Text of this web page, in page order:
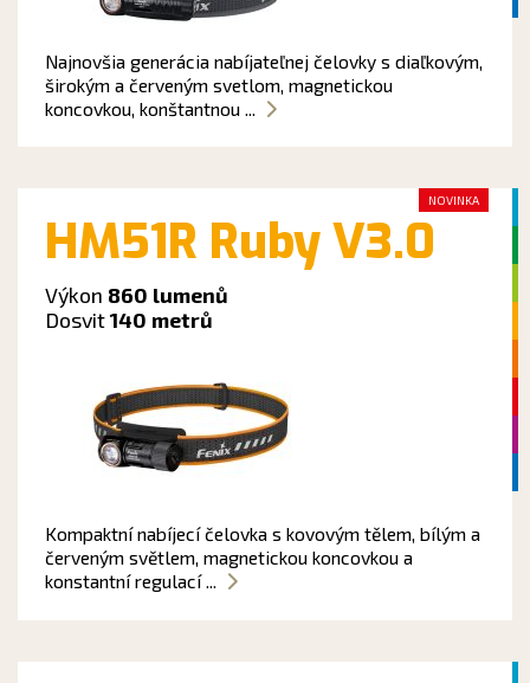
Najnovšia generácia nabíjateľnej čelovky s diaľkovým,
širokým a červeným svetlom, magnetickou
koncovkou, konštantnou ...
HM51R Ruby V3.0
Výkon 860 lumenů
Dosvit140 metrů
Kompaktní nabíjecí čelovka s kovovým tělem, bílým a
červeným světlem, magnetickou koncovkou a
konstantní regulací ...
NOVINKA